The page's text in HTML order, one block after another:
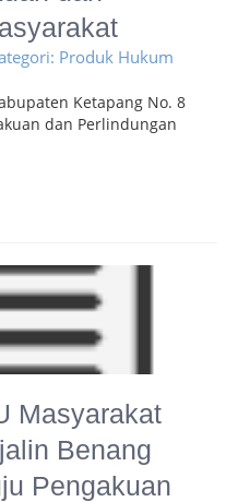
Produk Hukum
Ketapang No. 8
dan Perlindungan
Masyarakat
Benang
Pengakuan